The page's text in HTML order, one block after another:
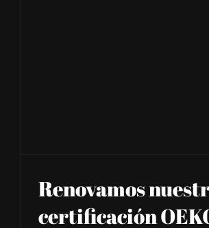
Renovamos
certificación